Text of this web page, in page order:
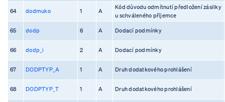
64 dodmuko 1 A
Kód důvodu odmítnutí předložení zásilky
u schváleného příjemce
65 dodp 6 A Dodací podmínky
66 dodp_i 2 A Dodací podmínky
67 DODPTYP_A 1 A Druh dodatkového prohlášení
68 DODPTYP_T 1 A Druh dodatkového prohlášení